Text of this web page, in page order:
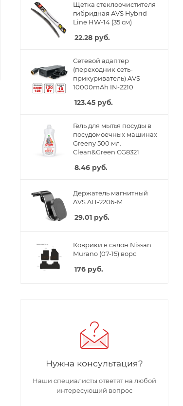
Щетка стеклоочистителя
гибридная AVS Hybrid
Line HW-14 (35 см)
22.28 руб.
Сетевой адаптер
(переходник сеть-
прикуриватель) AVS
10000mAh IN-2210
123.45 руб.
Гель для мытья посуды в
посудомоечных машинах
Greeny 500 мл.
Clean&Green CG8321
8.46 руб.
Держатель магнитный
AVS AH-2206-M
29.01 руб.
Коврики в салон Nissan
Murano (07-15) ворс
176 руб.
Нужна консультация?
Наши специалисты ответят на любой
интересующий вопрос